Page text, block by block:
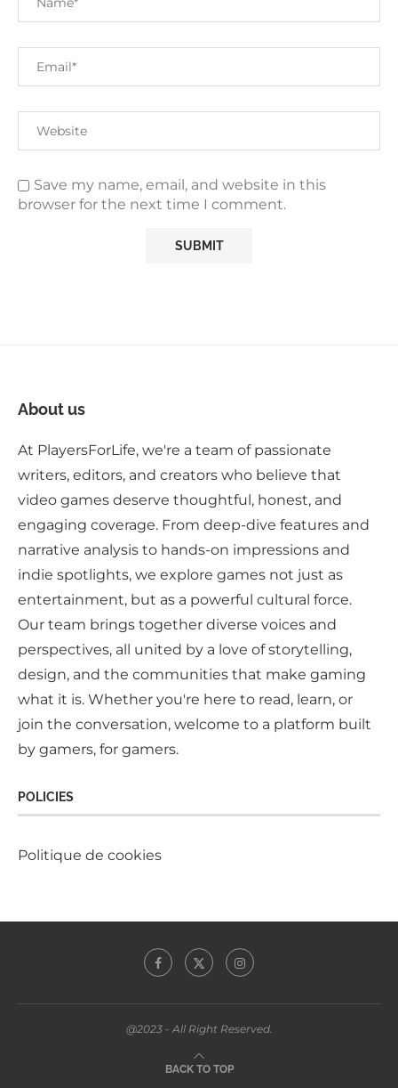
Save my name, email, and website in this
browser for the next time I comment.
About us
At PlayersForLife, we're a team of passionate
writers, editors, and creators who believe that
video games deserve thoughtful, honest, and
engaging coverage. From deep-dive features and
narrative analysis to hands-on impressions and
indie spotlights, we explore games not just as
entertainment, but as a powerful cultural force.
Our team brings together diverse voices and
perspectives, all united by a love of storytelling,
design, and the communities that make gaming
what it is. Whether you're here to read, learn, or
join the conversation, welcome to a platform built
by gamers, for gamers.
POLICIES
Politique de cookies
@2023 - All Right Reserved.
BACK TO TOP